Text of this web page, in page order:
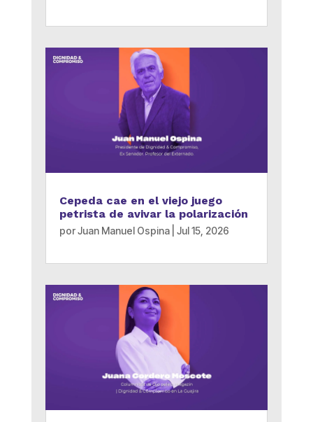
Cepeda cae en el viejo juego
petrista de avivar la polarización
porJuan Manuel Ospina| Jul 15, 2026